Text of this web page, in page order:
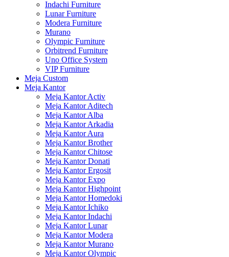
Indachi Furniture
Lunar Furniture
Modera Furniture
Murano
Olympic Furniture
Orbitrend Furniture
Uno Office System
VIP Furniture
Meja Custom
Meja Kantor
Meja Kantor Activ
Meja Kantor Aditech
Meja Kantor Alba
Meja Kantor Arkadia
Meja Kantor Aura
Meja Kantor Brother
Meja Kantor Chitose
Meja Kantor Donati
Meja Kantor Ergosit
Meja Kantor Expo
Meja Kantor Highpoint
Meja Kantor Homedoki
Meja Kantor Ichiko
Meja Kantor Indachi
Meja Kantor Lunar
Meja Kantor Modera
Meja Kantor Murano
Meja Kantor Olympic